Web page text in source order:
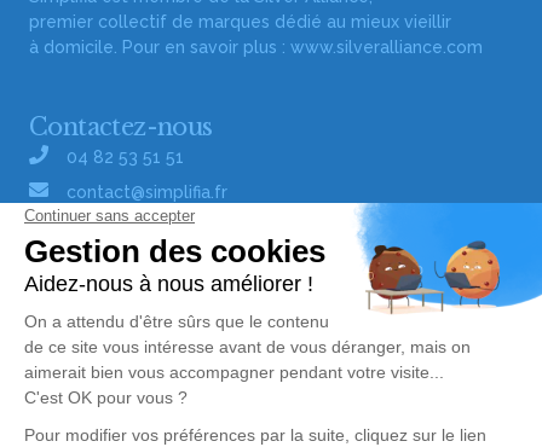
premier collectif de marques dédié au mieux vieillir
à domicile. Pour en savoir plus : www.silveralliance.com
Contactez-nous
04 82 53 51 51
contact@simplifia.fr
Réseaux sociaux
Liens utiles
Publier un avis de décès
Signaler un abus/une erreur